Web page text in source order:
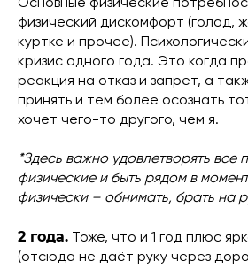
Основные физические
физический дискомфорт (голод,
куртке и прочее).
кризис одного года. Это когда
реакция на отказ и запрет, а
принять и тем более осознать
хочет чего-то другого, чем я.
*Здесь важно удовлетворять все
физические и быть рядом в
физически – обнимать, брать на
2 года. Тоже, что и 1 год плюс
(отсюда не даёт руку через